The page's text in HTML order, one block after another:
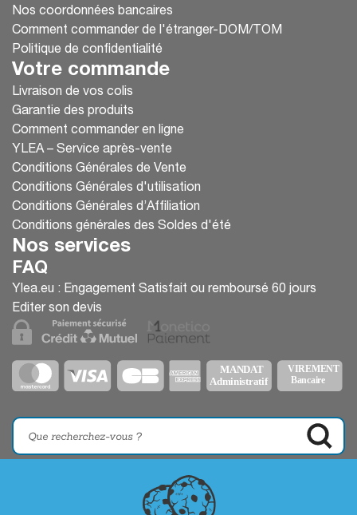
Nos coordonnées bancaires
Comment commander de l'étranger-DOM/TOM
Politique de confidentialité
Votre commande
Livraison de vos colis
Garantie des produits
Comment commander en ligne
YLEA – Service après-vente
Conditions Générales de Vente
Conditions Générales d'utilisation
Conditions Générales d’Affiliation
Conditions générales des Soldes d'été
Nos services
FAQ
Ylea.eu : Engagement Satisfait ou remboursé 60 jours
Editer son devis